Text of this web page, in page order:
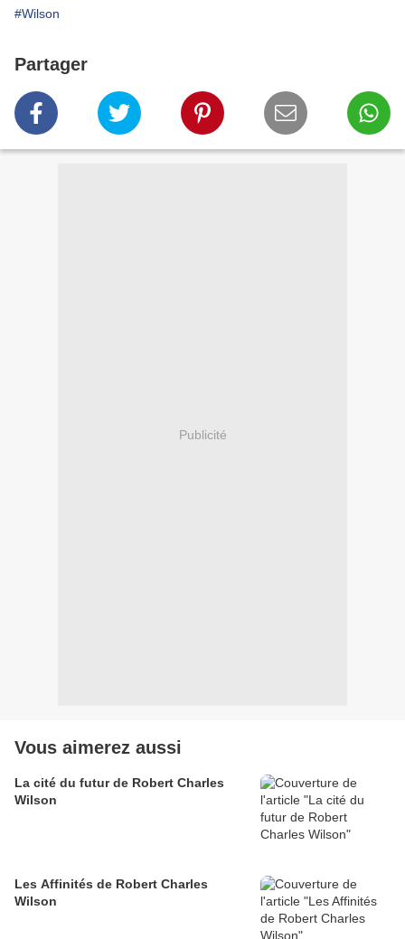
#Wilson
Partager
Publicité
Vous aimerez aussi
La cité du futur de Robert Charles
Wilson
Les Affinités de Robert Charles
Wilson